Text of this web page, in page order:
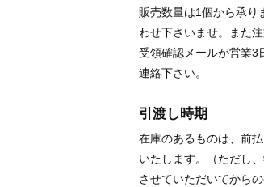
販売数量は1個から承り
わせ下さいませ。また
受領確認メールが営業3
連絡下さい。
引渡し時期
在庫のあるものは、前
いたします。（ただし
させていただいてから